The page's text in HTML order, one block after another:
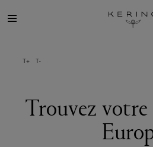
votre
futur
Trouvez